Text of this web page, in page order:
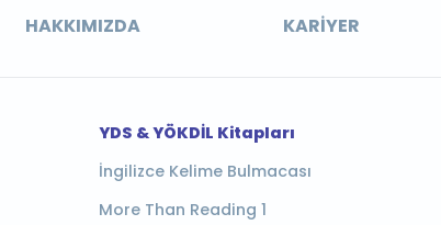
HAKKIMIZDA KARIYER
YDS & YÖKDİL Kitapları
İngilizce Kelime Bulmacası
More Than Reading 1